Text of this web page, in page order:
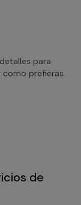
para
como prefieras
de